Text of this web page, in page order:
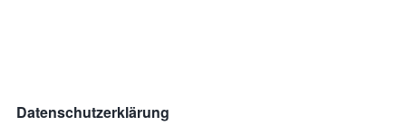
Datenschutzerklärung